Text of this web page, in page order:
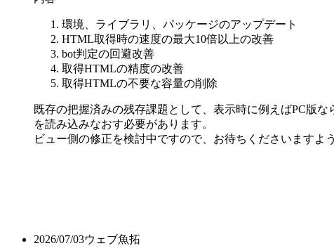
環境、ライブラリ、パッケージのアップデート
HTML取得時の速度の最大10倍以上の改善
bot判定の回避改善
取得HTMLの精度の改善
取得HTMLの不要な容量の削除
既存の把握済みの残存課題として、表示時に例えばPC版
を読み込みなおす必要があります。
ビュー側の修正を検討中ですので、お待ちくださいますよ
2026/07/03ウェブ魚拓